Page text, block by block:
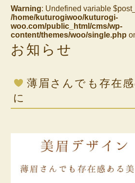
Warning: Undefined variable
/home/kuturogiwoo/kuturogi-
woo.com/public_html/cms/wp-
content/themes/woo/single.php
お知らせ
薄眉さんでも存在
に